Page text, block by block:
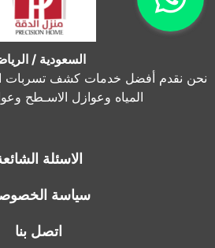
السعودية /
نحن نقدم أفضل خدمات كشف تسربات
المياه وعوازل الاسـطح
الاسئلة
سياسة
اتصل بنا